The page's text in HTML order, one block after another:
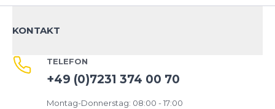
KONTAKT
TELEFON
+49 (0)7231 374 00 70
Montag-Donnerstag: 08:00 - 17:00